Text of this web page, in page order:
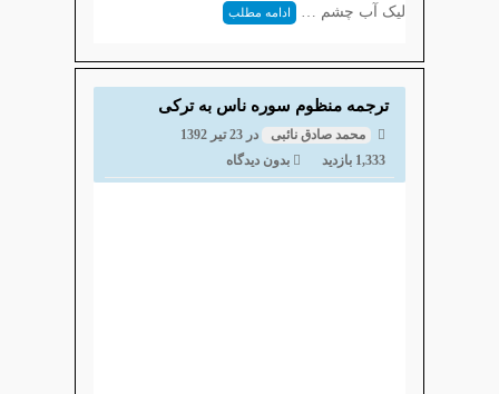
لیک آب چشم … ادامه مطلب
ترجمه منظوم سوره ناس به ترکی
محمد صادق نائبی در 23 تیر 1392
1,333 بازدید
بدون دیدگاه